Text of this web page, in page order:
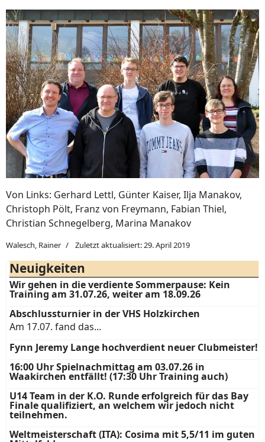
Von Links: Gerhard Lettl, Günter Kaiser, Ilja Manakov,
Christoph Pölt, Franz von Freymann, Fabian Thiel,
Christian Schnegelberg, Marina Manakov
Walesch, Rainer Zuletzt aktualisiert: 29. April 2019
Neuigkeiten
Wir gehen in die verdiente Sommerpause: Kein
Training am 31.07.26, weiter am 18.09.26
Abschlussturnier in der VHS Holzkirchen
Am 17.07. fand das...
Fynn Jeremy Lange hochverdient neuer Clubmeister!
16:00 Uhr Spielnachmittag am 03.07.26 in
Waakirchen entfällt! (17:30 Uhr Training auch)
U14 Team in der K.O. Runde erfolgreich für das Bay
Finale qualifiziert, an welchem wir jedoch nicht
teilnehmen.
Weltmeisterschaft (ITA): Cosima mit 5,5/11 im guten